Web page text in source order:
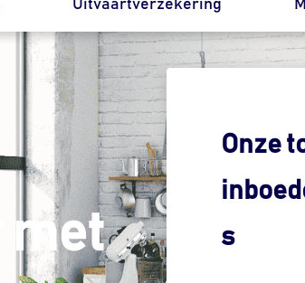
Uitvaartverzekering
met
Onze
s